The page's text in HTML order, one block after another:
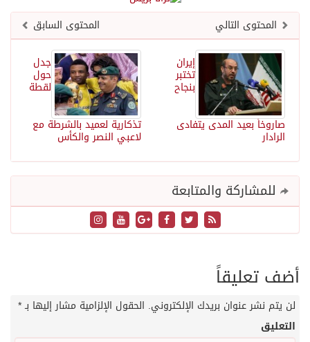
المحتوى السابق
المحتوى التالي
جدل
حول
لقطة
تذكارية لعميد بالشرطة مع
لاعبي النصر والكأس
إيران
تختبر
بنجاح
صاروخاً بعيد المدى يتفادى
الرادار
للمشاركة والمتابعة
أضف تعليقاً
لن يتم نشر عنوان بريدك الإلكتروني. الحقول الإلزامية مشار إليها بـ*
التعليق